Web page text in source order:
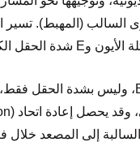
السالب (المهبط). تسير
إلى المصعد خلال